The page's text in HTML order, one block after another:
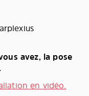
avez, la pose
en vidéo.